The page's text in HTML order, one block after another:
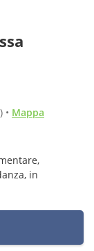
• Mappa
in